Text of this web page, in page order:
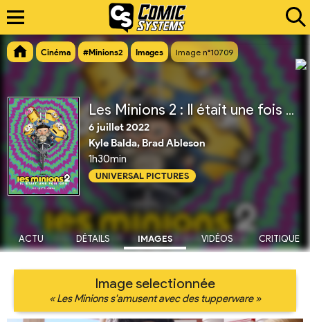
Cinéma #Minions2 Images Image n°10709
Les Minions 2 : Il était une fois Gru
6 juillet 2022
Kyle Balda, Brad Ableson
1h30min
UNIVERSAL PICTURES
ACTU DÉTAILS IMAGES VIDÉOS CRITIQUE
Image selectionnée
« Les Minions s'amusent avec des tupperware »